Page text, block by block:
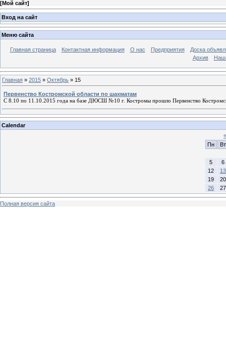
[Мой сайт]
Вход на сайт
Меню сайта
Главная страница Контактная информация О нас Предприятия
Доска
Архив
Главная » 2015 » Октябрь » 15
Первенство Костромской области по шахматам
С 8.10 по 11.10.2015 года на базе ДЮСШ №10 г. Костромы прошло Первенство
Calendar
«
Пн
Вт
5
6
12
13
19
20
26
27
Полная версия сайта